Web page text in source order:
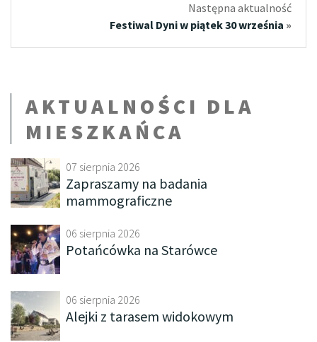
Następna aktualność
Festiwal Dyni w piątek 30 września »
AKTUALNOŚCI DLA
MIESZKAŃCA
07 sierpnia 2026
Zapraszamy na badania
mammograficzne
06 sierpnia 2026
Potańcówka na Starówce
06 sierpnia 2026
Alejki z tarasem widokowym